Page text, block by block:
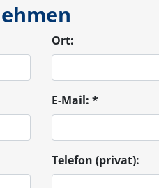
Ort:
E-Mail: *
Telefon (privat):